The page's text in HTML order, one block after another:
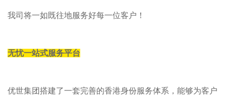
我司将一如既往地服务好每一位客户！
无忧一站式服务平台
优世集团搭建了一套完善的香港身份服务体系，能够为客户